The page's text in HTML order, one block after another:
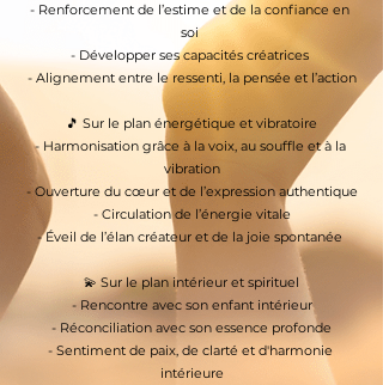
- Renforcement de l’estime et de la confiance en
soi
- Développer ses capacités créatrices
- Alignement entre le ressenti, la pensée et l’action
​🎵 Sur le plan énergétique et vibratoire
- Harmonisation grâce à la voix, au souffle et à la
vibration
- Ouverture du cœur et de l’expression authentique
- Circulation de l’énergie vitale
- Éveil de l’élan créateur et de la joie spontanée
​💫 Sur le plan intérieur et spirituel
- Rencontre avec son enfant intérieur
- Réconciliation avec son essence profonde
- Sentiment de paix, de clarté et d'harmonie
intérieure